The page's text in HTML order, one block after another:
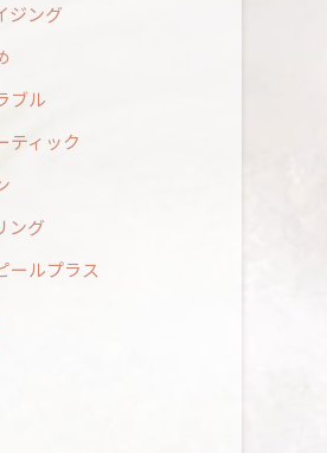
ジング
ブル
ティック
ング
ールプラス